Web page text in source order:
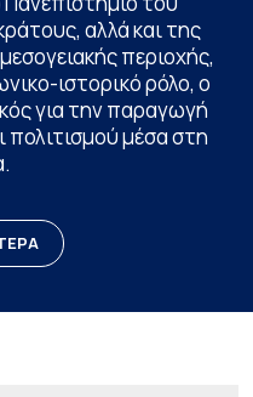
αλλά και της
περιοχής,
ιστορικό ρόλο, ο
για την παραγωγή
πολιτισμού μέσα στη